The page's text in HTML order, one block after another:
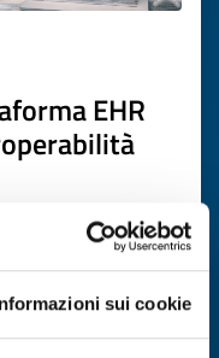
sui cookie
EHR